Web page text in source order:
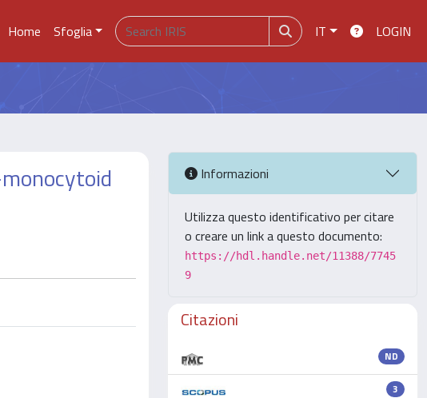
Home Sfoglia IT LOGIN
Informazioni
Utilizza questo identificativo per citare
o creare un link a questo documento:
https://hdl.handle.net/11388/7745
9
Citazioni
ND
3